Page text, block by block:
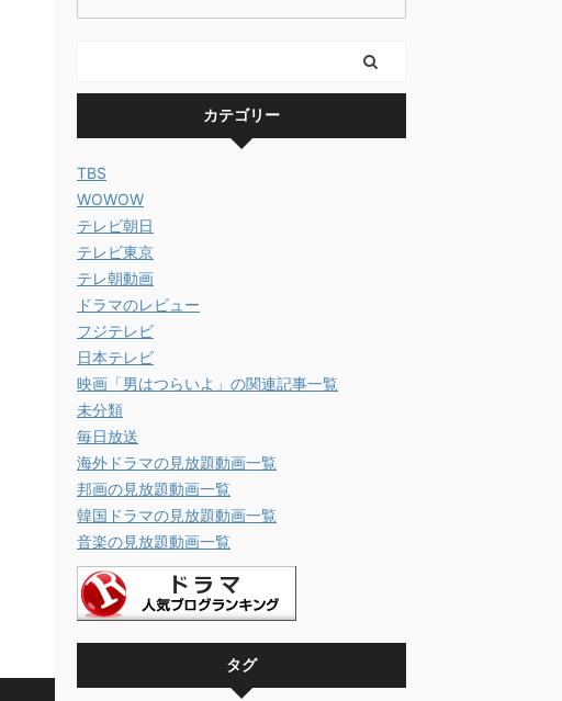
カテゴリー
TBS
WOWOW
テレビ朝日
テレビ東京
テレ朝動画
ドラマのレビュー
フジテレビ
日本テレビ
映画「男はつらいよ」の関連記事一覧
未分類
毎日放送
海外ドラマの見放題動画一覧
邦画の見放題動画一覧
韓国ドラマの見放題動画一覧
音楽の見放題動画一覧
タグ